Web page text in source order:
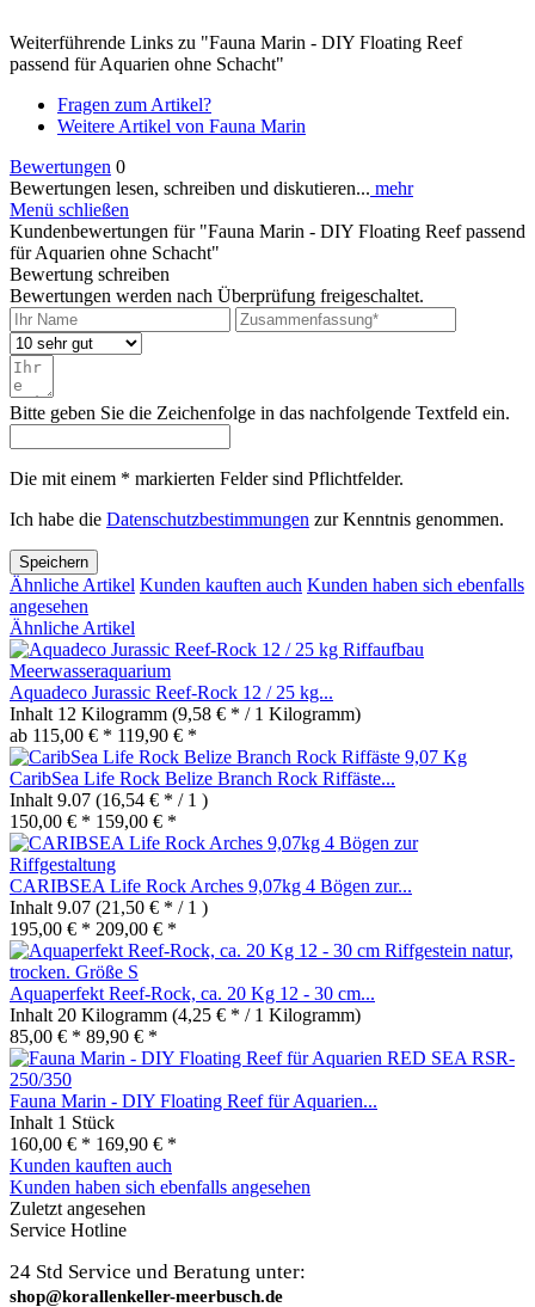
Weiterführende Links zu "Fauna Marin - DIY Floating Reef
passend für Aquarien ohne Schacht"
Fragen zum Artikel?
Weitere Artikel von Fauna Marin
Bewertungen 0
Bewertungen lesen, schreiben und diskutieren... mehr
Menü schließen
Kundenbewertungen für "Fauna Marin - DIY Floating Reef passend
für Aquarien ohne Schacht"
Bewertung schreiben
Bewertungen werden nach Überprüfung freigeschaltet.
Bitte geben Sie die Zeichenfolge in das nachfolgende Textfeld ein.
Die mit einem * markierten Felder sind Pflichtfelder.
Ich habe die Datenschutzbestimmungen zur Kenntnis genommen.
Speichern
Ähnliche Artikel Kunden kauften auch Kunden haben sich ebenfalls
angesehen
Ähnliche Artikel
Aquadeco Jurassic Reef-Rock 12 / 25 kg...
Inhalt 12 Kilogramm (9,58 € * / 1 Kilogramm)
ab 115,00 € * 119,90 € *
CaribSea Life Rock Belize Branch Rock Riffäste...
Inhalt 9.07 (16,54 € * / 1 )
150,00 € * 159,00 € *
CARIBSEA Life Rock Arches 9,07kg 4 Bögen zur...
Inhalt 9.07 (21,50 € * / 1 )
195,00 € * 209,00 € *
Aquaperfekt Reef-Rock, ca. 20 Kg 12 - 30 cm...
Inhalt 20 Kilogramm (4,25 € * / 1 Kilogramm)
85,00 € * 89,90 € *
Fauna Marin - DIY Floating Reef für Aquarien...
Inhalt 1 Stück
160,00 € * 169,90 € *
Kunden kauften auch
Kunden haben sich ebenfalls angesehen
Zuletzt angesehen
Service Hotline
24 Std Service und Beratung unter:
shop@korallenkeller-meerbusch.de